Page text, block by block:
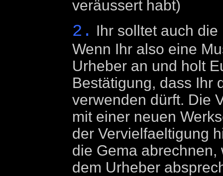
veräussert habt)
2. Ihr solltet auch
Wenn Ihr also eine
Urheber an und holt
Bestätigung, dass Ihr
verwenden dürft. Die
mit einer neuen
der Vervielfaeltigung
die Gema
dem Urheber